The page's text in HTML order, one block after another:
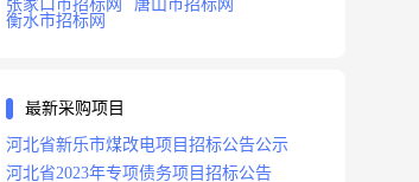
张家口市招标网
唐山市招标网
衡水市招标网
最新采购项目
河北省新乐市煤改电项目招标公告公示
河北省2023年专项债务项目招标公告